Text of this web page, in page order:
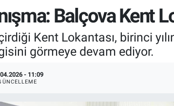
Balçova Kent
Kent Lokantası, birinci
görmeye devam ediyor.
- 11:09